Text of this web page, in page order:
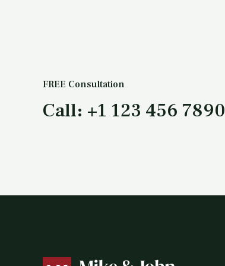
FREE Consultation
Call: +1 123 456 7890